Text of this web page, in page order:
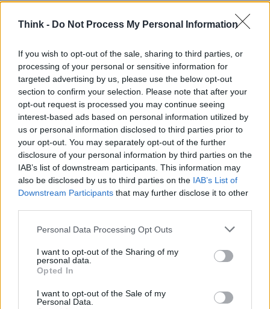
Think - Do Not Process My Personal Information
If you wish to opt-out of the sale, sharing to third parties, or
processing of your personal or sensitive information for
targeted advertising by us, please use the below opt-out
section to confirm your selection. Please note that after your
opt-out request is processed you may continue seeing
interest-based ads based on personal information utilized by
us or personal information disclosed to third parties prior to
your opt-out. You may separately opt-out of the further
disclosure of your personal information by third parties on the
IAB’s list of downstream participants. This information may
also be disclosed by us to third parties on the IAB’s List of
Downstream Participants that may further disclose it to other
Please note that this website/app uses one or more Google
not limited to your visit or usage behaviour. You may click to
grant or deny consent to Google and its third-party tags to
use your data for below specified purposes in below Google
consent section.
Personal Data Processing Opt Outs
I want to opt-out of the Sharing of my
personal data.
Opted In
I want to opt-out of the Sale of my
Personal Data.
Continua a leggere
TECH